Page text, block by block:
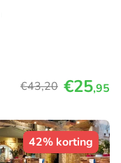
€43,20 €25,95
42% korting